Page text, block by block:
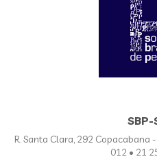
SBP-
R. Santa Clara, 292 Copacabana
012 • 21